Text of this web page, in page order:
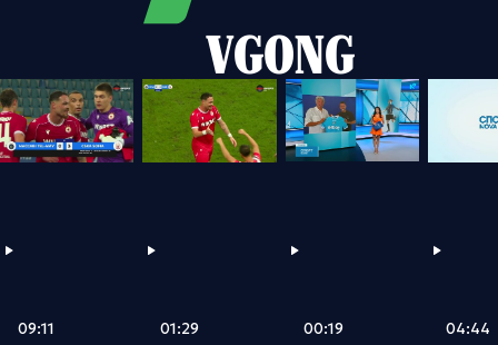
VGONG
09:11 01:29 00:19 04:44